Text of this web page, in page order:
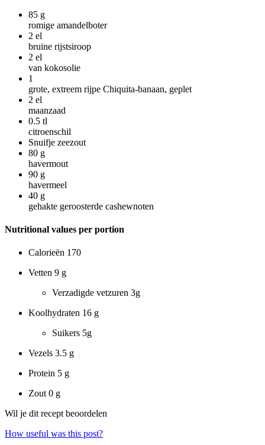
85 g
romige amandelboter
2 el
bruine rijstsiroop
2 el
van kokosolie
1
grote, extreem rijpe Chiquita-banaan, geplet
2 el
maanzaad
0.5 tl
citroenschil
Snuifje zeezout
80 g
havermout
90 g
havermeel
40 g
gehakte geroosterde cashewnoten
Nutritional values per portion
Calorieën 170
Vetten 9 g
Verzadigde vetzuren 3g
Koolhydraten 16 g
Suikers 5g
Vezels 3.5 g
Protein 5 g
Zout 0 g
Wil je dit recept beoordelen
How useful was this post?